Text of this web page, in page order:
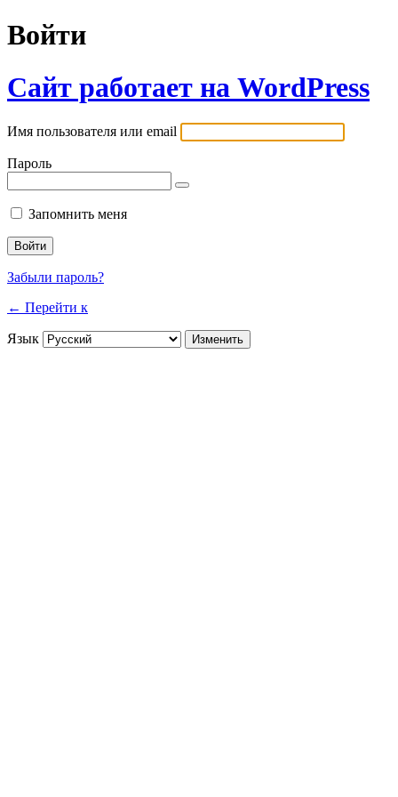
Войти
Сайт работает на WordPress
Имя пользователя или email
Пароль
Запомнить меня
Забыли пароль?
← Перейти к
Язык